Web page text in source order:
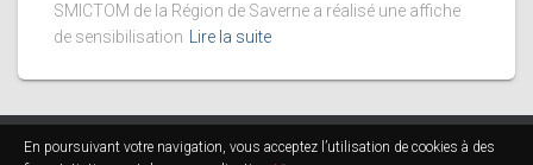
SMICTOM de la Région de Saverne a réalisé une affiche
de sensibilisation
Lire la suite
En poursuivant votre navigation, vous acceptez l’utilisation de cookies à des